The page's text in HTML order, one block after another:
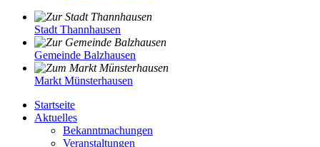
Stadt Thannhausen
Gemeinde Balzhausen
Markt Münsterhausen
Startseite
Aktuelles
Bekanntmachungen
Veranstaltungen